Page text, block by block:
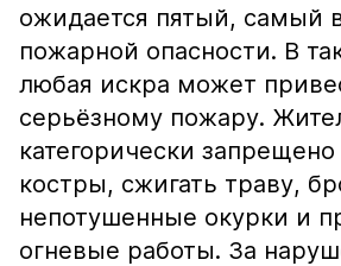
ожидается пятый, самый
пожарной опасности. В
любая искра может
серьёзному пожару.
категорически
костры, сжигать траву,
непотушенные окурки и
огневые работы. За